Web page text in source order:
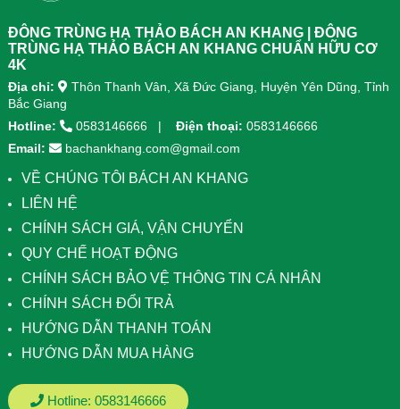
giúp hấp thu nhanh và hiệu quả
hơn.
ĐÔNG TRÙNG HẠ THẢO BÁCH AN KHANG | ĐÔNG
TRÙNG HẠ THẢO BÁCH AN KHANG CHUẨN HỮU CƠ
4K
Địa chỉ:
Thôn Thanh Vân, Xã Đức Giang, Huyện Yên Dũng, Tỉnh
Bắc Giang
Hotline:
0583146666 Điện thoại: 0583146666
Email:
bachankhang.com@gmail.com
VỀ CHÚNG TÔI BÁCH AN KHANG
LIÊN HỆ
CHÍNH SÁCH GIÁ, VẬN CHUYỂN
QUY CHẾ HOẠT ĐỘNG
CHÍNH SÁCH BẢO VỆ THÔNG TIN CÁ NHÂN
CHÍNH SÁCH ĐỔI TRẢ
HƯỚNG DẪN THANH TOÁN
HƯỚNG DẪN MUA HÀNG
Hotline: 0583146666